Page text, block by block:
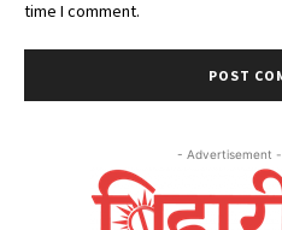
time I comment.
- Advertisement -